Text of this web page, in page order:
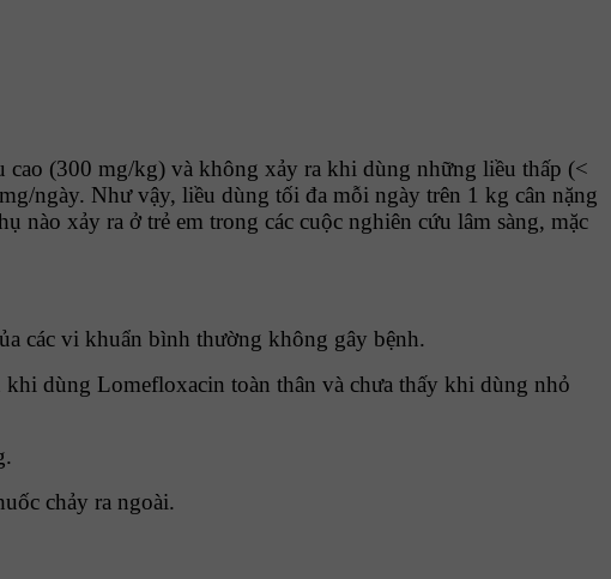
(300 mg/kg) và không xảy ra khi dùng những liều thấp (<
ngày. Như vậy, liều dùng tối đa mỗi ngày trên 1 kg cân nặng
xảy ra ở trẻ em trong các cuộc nghiên cứu lâm sàng, mặc
các vi khuẩn bình thường không gây bệnh.
dùng Lomefloxacin toàn thân và chưa thấy khi dùng nhỏ
chảy ra ngoài.